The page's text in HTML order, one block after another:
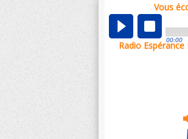
Vous
00:00
Radio
00:01
00:59 Didier
01:27 Père